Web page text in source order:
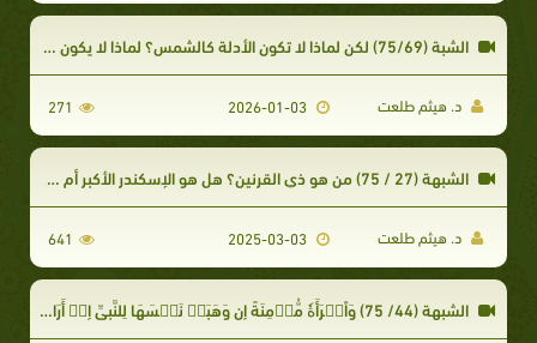
الشبة (75/69) لكن لماذا لا تكون الأدلة كالشمس؟ لماذا لا يكون هناك دليل قاطع بحسم الجدل الدائر
د. هيثم طلعت 2026-01-03
271
الشبهة (27 / 75) من هو ذي القرنين؟ هل هو الإسكندر الأكبر أم شخص آخر؟
د. هيثم طلعت 2025-03-03
641
الشبهة (44/ 75) وَٱمۡرَأَةٗ مُّؤۡمِنَةً إِن وَهَبَتۡ نَفۡسَهَا لِلنَّبِيِّ إِنۡ أَرَادَ ٱلنَّبِيُّ أَن